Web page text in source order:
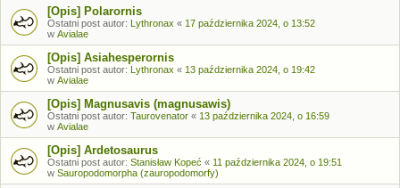
[Opis] Polarornis
Ostatni post autor: Lythronax « 17 października 2024, o 13:52
w Avialae
[Opis] Asiahesperornis
Ostatni post autor: Lythronax « 13 października 2024, o 19:42
w Avialae
[Opis] Magnusavis (magnusawis)
Ostatni post autor: Taurovenator « 13 października 2024, o 16:59
w Avialae
[Opis] Ardetosaurus
Ostatni post autor: Stanisław Kopeć « 11 października 2024, o 19:51
w Sauropodomorpha (zauropodomorfy)